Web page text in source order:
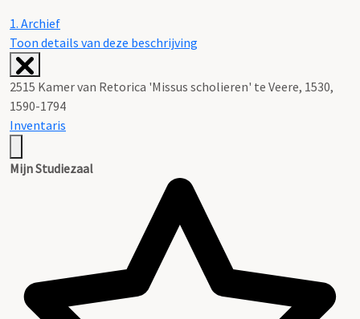
1. Archief
Toon details van deze beschrijving
2515 Kamer van Retorica 'Missus scholieren' te Veere, 1530,
1590-1794
Inventaris
Mijn Studiezaal